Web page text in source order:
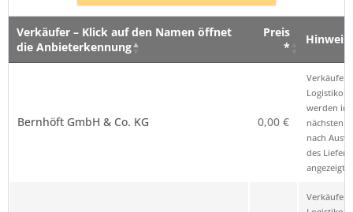
Verkäufer – Klick auf den Namen öffnet
die Anbieterkennung
Preis
*
Hinweis
Bernhöft GmbH & Co. KG 0,00 €
Verkäufer
werden im
nächsten
nach
des
angezeigt.
Verkäufer